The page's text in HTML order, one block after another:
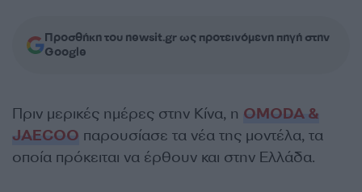
Προσθήκη του newsit.gr ως προτεινόμενη πηγή στην
Google
Πριν μερικές ημέρες στην Κίνα, η OMODA &
JAECOO παρουσίασε τα νέα της μοντέλα, τα
οποία πρόκειται να έρθουν και στην Ελλάδα.